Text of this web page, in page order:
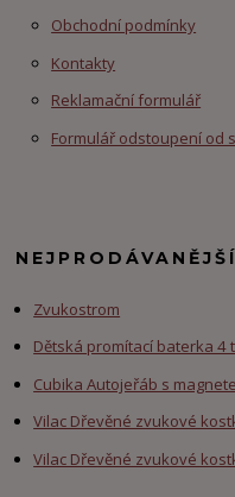
Obchodní podmínky
Kontakty
Reklamační formulář
Formulář odstoupení od
NEJPRODÁVANĚJŠÍ
Zvukostrom
Dětská promítací baterka 4
Cubika Autojeřáb s
Vilac Dřevěné zvukové
Vilac Dřevěné zvukové